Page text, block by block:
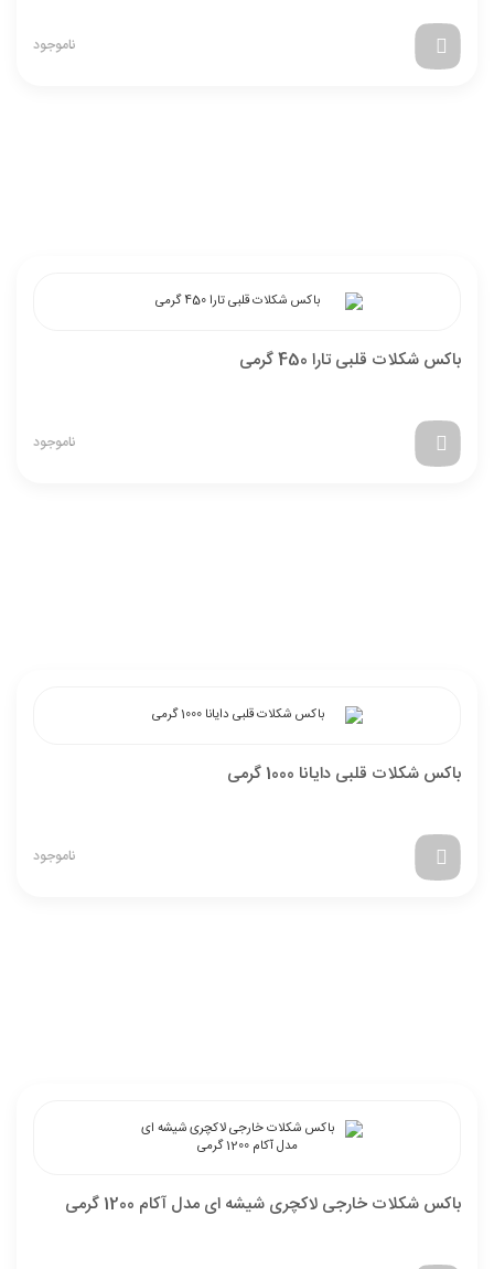
ناموجود
باکس شکلات قلبی تارا 450 گرمی
ناموجود
باکس شکلات قلبی دایانا 1000 گرمی
ناموجود
باکس شکلات خارجی لاکچری شیشه ای مدل آکام 1200 گرمی